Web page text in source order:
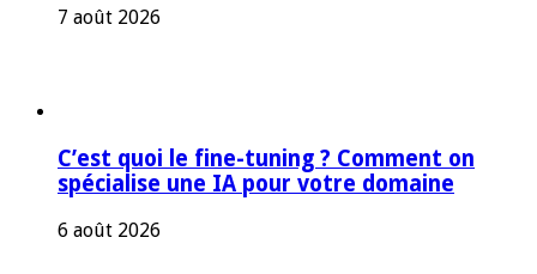
7 août 2026
C’est quoi le fine-tuning ? Comment on
spécialise une IA pour votre domaine
6 août 2026